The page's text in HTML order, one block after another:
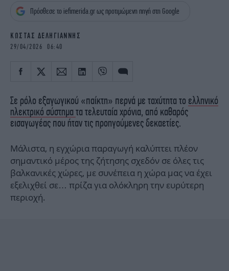
iBOOKS
MEDIA
Πρόσθεσε το iefimerida.gr ως προτιμώμενη πηγή στη Google
ΚΩΣΤΑΣ ΔΕΛΗΓΙΑΝΝΗΣ
29/04/2026 06:40
Σε ρόλο εξαγωγικού «παίκτη» περνά με ταχύτητα το ελληνικό
ηλεκτρικό σύστημα τα τελευταία χρόνια, από καθαρός
εισαγωγέας που ήταν τις προηγούμενες δεκαετίες.
Μάλιστα, η εγχώρια παραγωγή καλύπτει πλέον
σημαντικό μέρος της ζήτησης σχεδόν σε όλες τις
βαλκανικές χώρες, με συνέπεια η χώρα μας να έχει
εξελιχθεί σε… πρίζα για ολόκληρη την ευρύτερη
περιοχή.